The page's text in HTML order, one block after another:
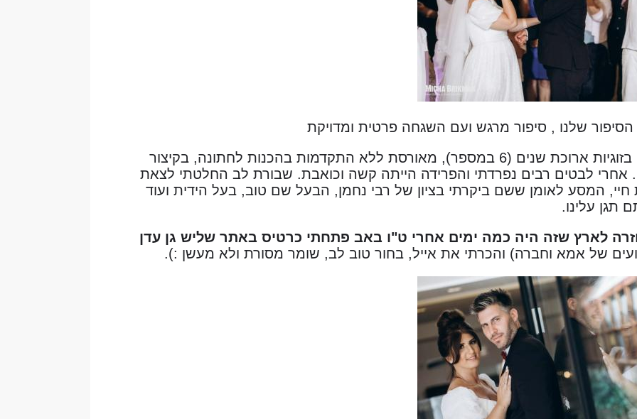
שלנו , סיפור מרגש ועם השגחה פרטית ומדויקת
שמי רעות , הייתי בזוגיות ארוכת שנים (6 במספר), מאורסת ללא התקדמות בהכנות לחתונה, בקיצור
אחרי לבטים רבים נפרדתי והפרידה הייתה קשה וכואבת. שבורת לב החלטתי לצאת
המסע לאומן ששם ביקרתי בציון של רבי נחמן, הבעל שם טוב, בעל הידית ועוד
תגן עלינו.
לארץ שזה היה כמה ימים אחרי ט"ו באב פתחתי כרטיס באתר שליש גן עדן
של אמא וחברה) והכרתי את אייל, בחור טוב לב, שומר מסורת ולא מעשן :).